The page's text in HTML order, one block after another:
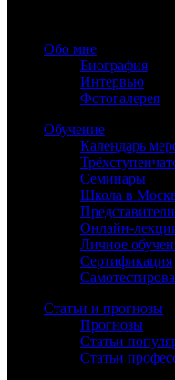
Обо мне
Биография
Интервью
Фотогалерея
Обучение
Календарь
Семинары
Школа в
Онлайн-
Личное
Сертификация
Статьи и прогнозы
Прогнозы
Статьи
Статьи